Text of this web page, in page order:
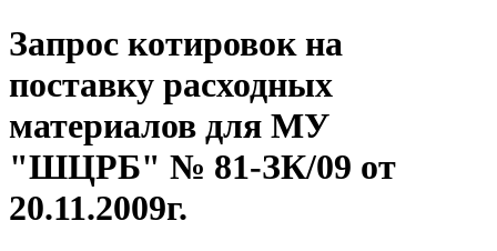
Запрос котировок на
поставку расходных
материалов для МУ
"ШЦРБ" № 81-ЗК/09 от
20.11.2009г.